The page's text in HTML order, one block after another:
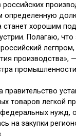
определенную
станет хорошим
Полагаю, что
производства»,
правительство
товаров легкой
нужд,
на закупки